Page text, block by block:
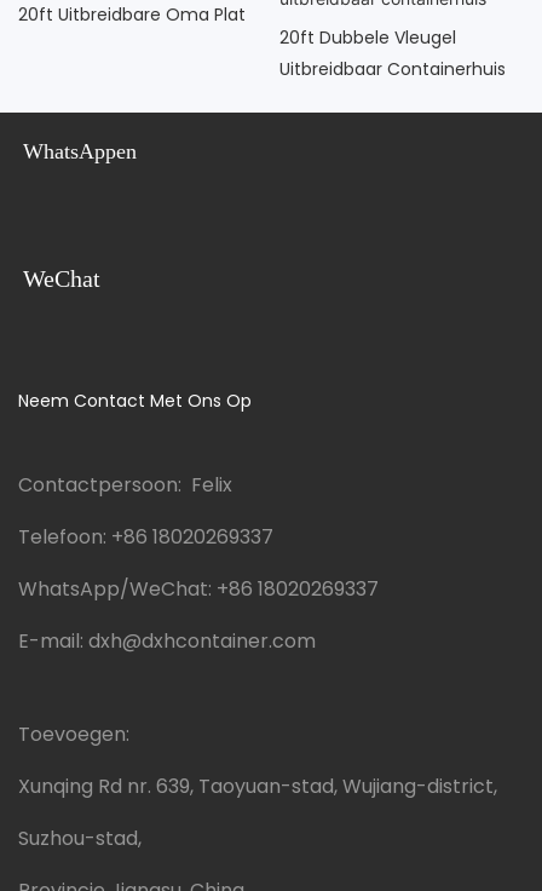
20ft Uitbreidbare Oma Plat
20ft Dubbele Vleugel
Uitbreidbaar Containerhuis
WhatsAppen
WeChat
Neem Contact Met Ons Op
Contactpersoon: Felix
Telefoon: +86 18020269337
WhatsApp/WeChat: +86 18020269337
E-mail: dxh@dxhcontainer.com
Toevoegen:
Xunqing Rd nr. 639, Taoyuan-stad, Wujiang-district,
Suzhou-stad,